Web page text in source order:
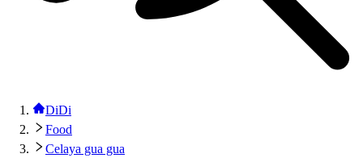
DiDi
Food
Celaya gua gua